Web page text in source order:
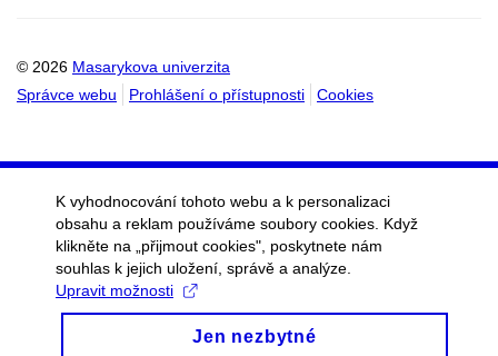
© 2026 Masarykova univerzita
Správce webu
Prohlášení o přístupnosti Cookies
K vyhodnocování tohoto webu a k personalizaci
obsahu a reklam používáme soubory cookies. Když
klikněte na „přijmout cookies", poskytnete nám
souhlas k jejich uložení, správě a analýze.
Upravit možnosti
Jen nezbytné